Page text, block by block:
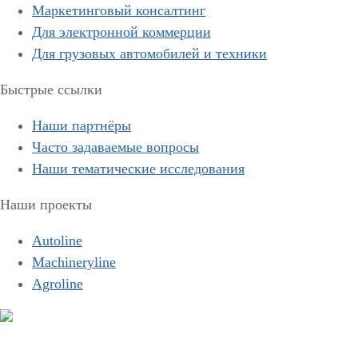
Маркетинговый консалтинг
Для электронной коммерции
Для грузовых автомобилей и техники
Быстрые ссылки
Наши партнёры
Часто задаваемые вопросы
Наши тематические исследования
Наши проекты
Autoline
Machineryline
Agroline